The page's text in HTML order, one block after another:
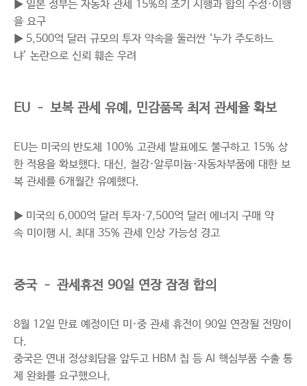
▶ 일본 정부는 자동차 관세 15%의 조기 시행과 합의 수정·이행
을 요구
▶ 5,500억 달러 규모의 투자 약속을 둘러싼 ‘누가 주도하느
냐’ 논란으로 신뢰 훼손 우려
EU – 보복 관세 유예, 민감품목 최저 관세율 확보
EU는 미국의 반도체 100% 고관세 발표에도 불구하고 15% 상
한 적용을 확보했다. 대신, 철강·알루미늄·자동차부품에 대한 보
복 관세를 6개월간 유예했다.
▶ 미국의 6,000억 달러 투자·7,500억 달러 에너지 구매 약
속 미이행 시, 최대 35% 관세 인상 가능성 경고
중국 – 관세휴전 90일 연장 잠정 합의
8월 12일 만료 예정이던 미·중 관세 휴전이 90일 연장될 전망이
다.
중국은 연내 정상회담을 앞두고 HBM 칩 등 AI 핵심부품 수출 통
제 완화를 요구했으나,